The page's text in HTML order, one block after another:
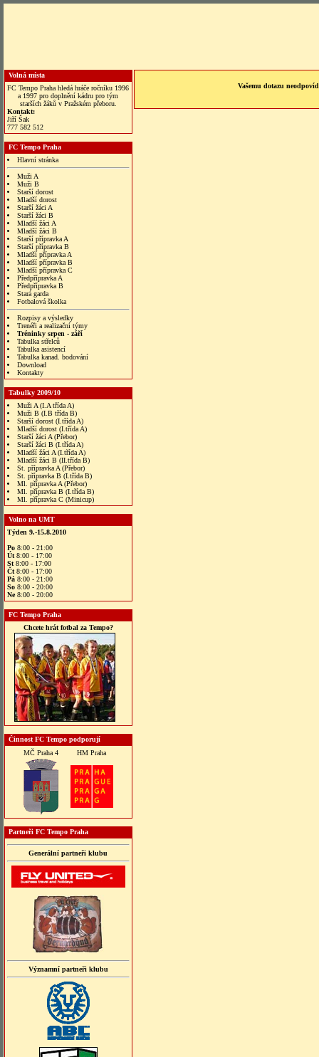
Volná místa
FC Tempo Praha hledá hráče ročníku 1996
a 1997 pro doplnění kádru pro tým
starších žáků v Pražském přeboru.
Kontakt:
Jiří Šak
777 582 512
FC Tempo Praha
Hlavní stránka
Muži A
Muži B
Starší dorost
Mladší dorost
Starší žáci A
Starší žáci B
Mladší žáci A
Mladší žáci B
Starší přípravka A
Starší přípravka B
Mladší přípravka A
Mladší přípravka B
Mladší přípravka C
Předpřípravka A
Předpřípravka B
Stará garda
Fotbalová školka
Rozpisy a výsledky
Trenéři a realizační týmy
Tréninky srpen - září
Tabulka střelců
Tabulka asistencí
Tabulka kanad. bodování
Download
Kontakty
Tabulky 2009/10
Muži A (I.A třída A)
Muži B (I.B třída B)
Starší dorost (I.třída A)
Mladší dorost (I.třída A)
Starší žáci A (Přebor)
Starší žáci B (I.třída A)
Mladší žáci A (I.třída A)
Mladší žáci B (II.třída B)
St. přípravka A (Přebor)
St. přípravka B (I.třída B)
Ml. přípravka A (Přebor)
Ml. přípravka B (I.třída B)
Ml. přípravka C (Minicup)
Volno na UMT
Týden 9.-15.8.2010
Po 8:00 - 21:00
Út 8:00 - 17:00
St 8:00 - 17:00
Čt 8:00 - 17:00
Pá 8:00 - 21:00
So 8:00 - 20:00
Ne8:00 - 20:00
FC Tempo Praha
Chcete hrát fotbal za Tempo?
Činnost FC Tempo podporují
MČ Praha 4
HM Praha
Partneři FC Tempo Praha
Generální partneři klubu
Významní partneři klubu
Vašemu dotazu